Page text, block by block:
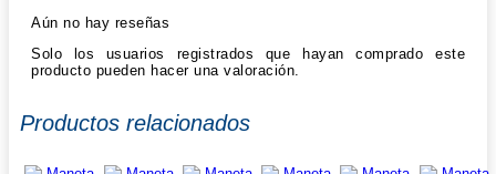
Aún no hay reseñas
Solo los usuarios registrados que hayan comprado este
producto pueden hacer una valoración.
Productos relacionados